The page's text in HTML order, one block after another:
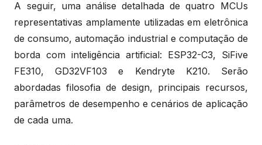
A seguir, uma análise detalhada de quatro MCUs
representativas amplamente utilizadas em eletrônica
de consumo, automação industrial e computação de
borda com inteligência artificial: ESP32-C3, SiFive
FE310, GD32VF103 e Kendryte K210. Serão
abordadas filosofia de design, principais recursos,
parâmetros de desempenho e cenários de aplicação
de cada uma.